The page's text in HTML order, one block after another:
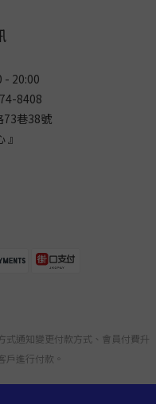
- 20:00
8408
73巷38號
』
式通知變更付款方式、會員付費升
戶進行付款。